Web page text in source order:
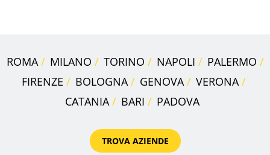
ROMA MILANO TORINO NAPOLI
PALERMO
FIRENZE
BOLOGNA GENOVA
VERONA
CATANIA
BARI PADOVA
TROVA AZIENDE